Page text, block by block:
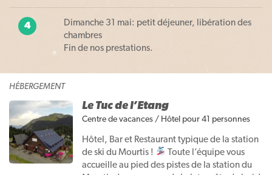
4
Dimanche 31 mai: petit déjeuner, libération des
chambres
Fin de nos prestations.
HÉBERGEMENT
Le Tuc de l’Etang
Centre de vacances/ Hôtel pour 41 personnes
Hôtel, Bar et Restaurant typique de la station
de ski du Mourtis !
Toute l’équipe vous
accueille au pied des pistes de la station du